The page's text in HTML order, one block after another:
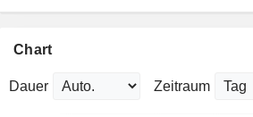
Chart
Dauer Zeitraum